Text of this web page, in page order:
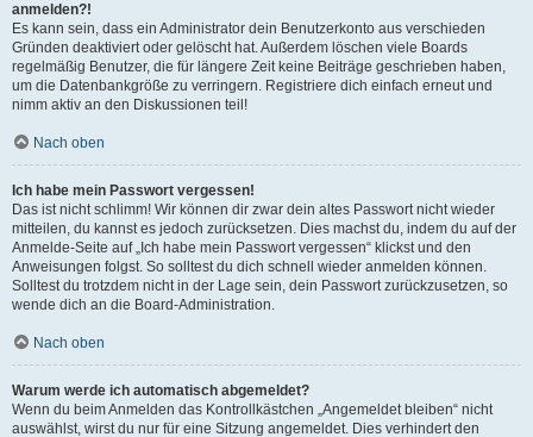
anmelden?!
Es kann sein, dass ein Administrator dein Benutzerkonto aus verschieden
Gründen deaktiviert oder gelöscht hat. Außerdem löschen viele Boards
regelmäßig Benutzer, die für längere Zeit keine Beiträge geschrieben haben,
um die Datenbankgröße zu verringern. Registriere dich einfach erneut und
nimm aktiv an den Diskussionen teil!
Nach oben
Ich habe mein Passwort vergessen!
Das ist nicht schlimm! Wir können dir zwar dein altes Passwort nicht wieder
mitteilen, du kannst es jedoch zurücksetzen. Dies machst du, indem du auf der
Anmelde-Seite auf „Ich habe mein Passwort vergessen“ klickst und den
Anweisungen folgst. So solltest du dich schnell wieder anmelden können.
Solltest du trotzdem nicht in der Lage sein, dein Passwort zurückzusetzen, so
wende dich an die Board-Administration.
Nach oben
Warum werde ich automatisch abgemeldet?
Wenn du beim Anmelden das Kontrollkästchen „Angemeldet bleiben“ nicht
auswählst, wirst du nur für eine Sitzung angemeldet. Dies verhindert den